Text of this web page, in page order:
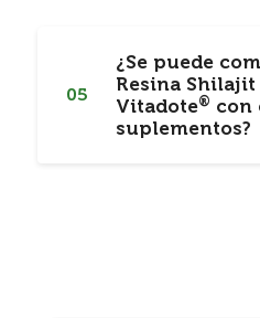
05
¿Se puede
Resina Shilajit
Vitadote® con
suplementos?